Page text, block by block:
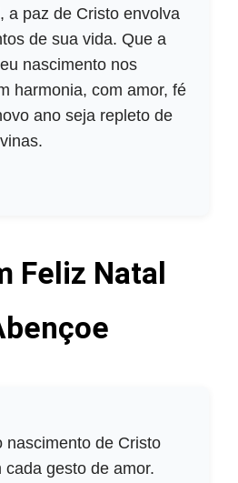
a paz de Cristo envolva
de sua vida. Que a
nascimento nos
harmonia, com amor, fé
ano seja repleto de
Feliz Natal
nascimento de Cristo
gesto de amor.